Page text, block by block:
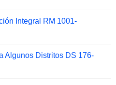
Integral RM 1001-
Algunos Distritos DS 176-